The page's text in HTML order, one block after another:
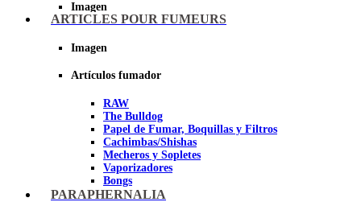
Imagen
ARTICLES POUR FUMEURS
Imagen
Artículos fumador
RAW
The Bulldog
Papel de Fumar, Boquillas y Filtros
Cachimbas/Shishas
Mecheros y Sopletes
Vaporizadores
Bongs
Bandejas para liar
PARAPHERNALIA